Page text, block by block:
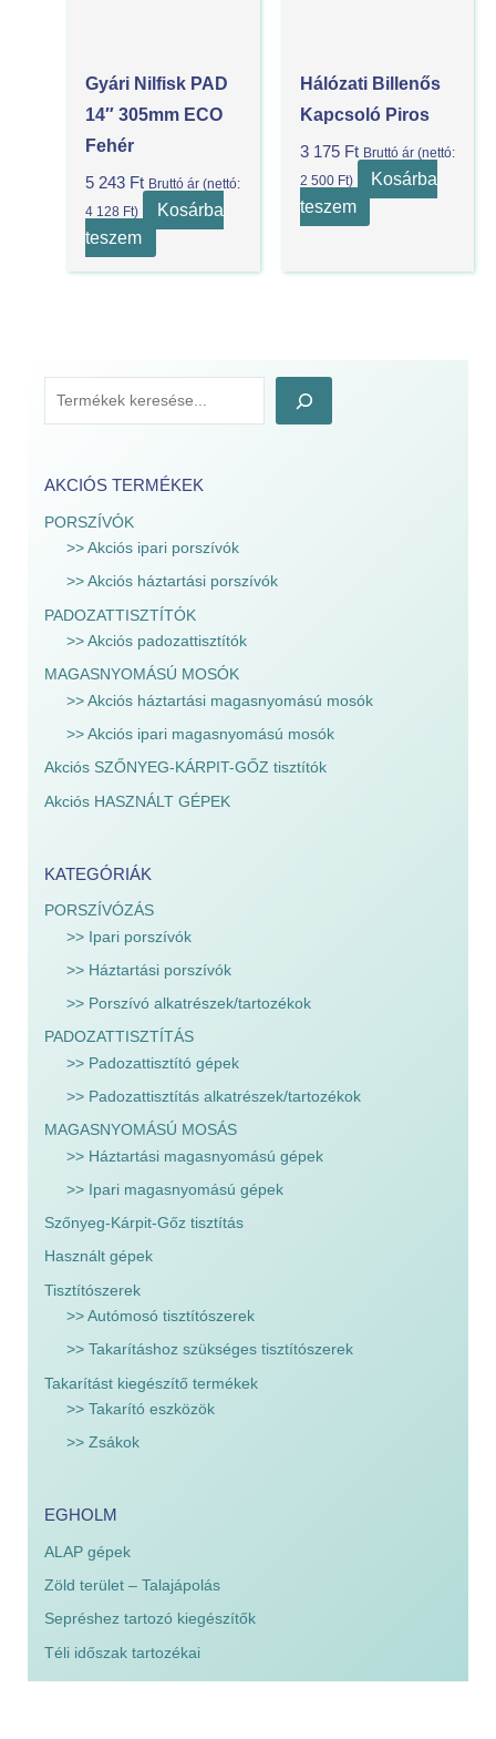
AKCIÓS TERMÉKEK
PORSZÍVÓK
>> Akciós ipari porszívók
>> Akciós háztartási porszívók
PADOZATTISZTÍTÓK
>> Akciós padozattisztítók
MAGASNYOMÁSÚ MOSÓK
>> Akciós háztartási magasnyomású mosók
>> Akciós ipari magasnyomású mosók
Akciós SZŐNYEG-KÁRPIT-GŐZ tisztítók
Akciós HASZNÁLT GÉPEK
KATEGÓRIÁK
PORSZÍVÓZÁS
>> Ipari porszívók
>> Háztartási porszívók
>> Porszívó alkatrészek/tartozékok
PADOZATTISZTÍTÁS
>> Padozattisztító gépek
>> Padozattisztítás alkatrészek/tartozékok
MAGASNYOMÁSÚ MOSÁS
>> Háztartási magasnyomású gépek
>> Ipari magasnyomású gépek
Szőnyeg-Kárpit-Gőz tisztítás
Használt gépek
Tisztítószerek
>> Autómosó tisztítószerek
>> Takarításhoz szükséges tisztítószerek
Takarítást kiegészítő termékek
>> Takarító eszközök
>> Zsákok
EGHOLM
ALAP gépek
Zöld terület – Talajápolás
Sepréshez tartozó kiegészítők
Téli időszak tartozékai
Gyári Nilfisk PAD
14″ 305mm ECO
Fehér
5 243 Ft Bruttó ár (nettó:
4 128 Ft)
Kosárba
teszem
Hálózati Billenős
Kapcsoló Piros
3 175 Ft Bruttó ár (nettó:
2 500 Ft)
Kosárba
teszem